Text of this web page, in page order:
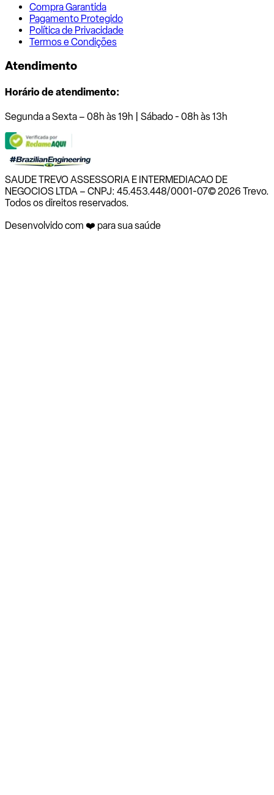
Compra Garantida
Pagamento Protegido
Política de Privacidade
Termos e Condições
Atendimento
Horário de atendimento:
Segunda a Sexta – 08h às 19h | Sábado - 08h às 13h
SAUDE TREVO ASSESSORIA E INTERMEDIACAO DE
NEGOCIOS LTDA – CNPJ: 45.453.448/0001-07© 2026 Trevo.
Todos os direitos reservados.
Desenvolvido com ❤️ para sua saúde